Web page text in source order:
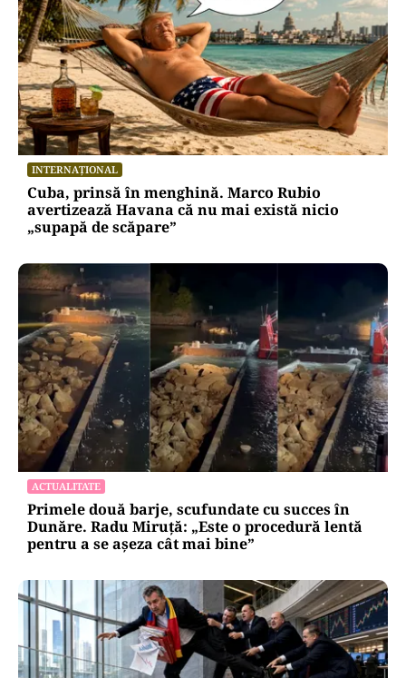
INTERNAȚIONAL
Cuba, prinsă în menghină. Marco Rubio
avertizează Havana că nu mai există nicio
„supapă de scăpare”
ACTUALITATE
Primele două barje, scufundate cu succes în
Dunăre. Radu Miruță: „Este o procedură lentă
pentru a se așeza cât mai bine”